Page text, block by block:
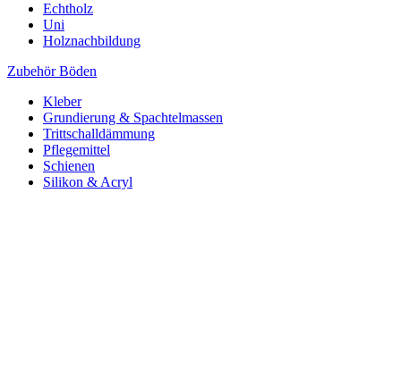
Echtholz
Uni
Holznachbildung
Zubehör Böden
Kleber
Grundierung & Spachtelmassen
Trittschalldämmung
Pflegemittel
Schienen
Silikon & Acryl